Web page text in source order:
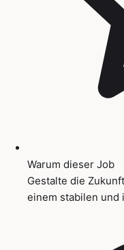
Warum dieser Job
Gestalte die
einem stabilen und